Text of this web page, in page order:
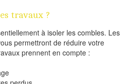
travaux ?
à isoler les combles. Les
permettront de réduire votre
prennent en compte :